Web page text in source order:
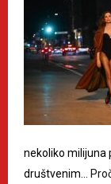
nekoliko milijuna
društvenim…